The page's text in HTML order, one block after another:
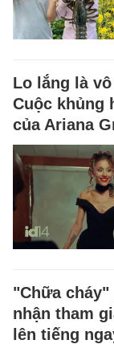
Lo lắng là
Cuộc khủng
của Ariana
"Chữa cháy"
nhận tham
lên tiếng